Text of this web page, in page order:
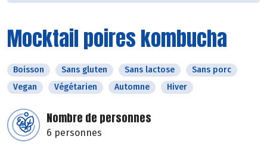
Mocktail poires kombucha
Boisson Sans gluten Sans lactose
Sans porc
Vegan
Végétarien Automne Hiver
Nombre de personnes
6 personnes